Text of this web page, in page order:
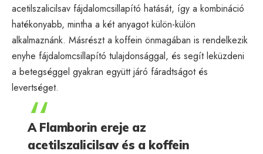
acetilszalicilsav fájdalomcsillapító hatását, így a kombináció
hatékonyabb, mintha a két anyagot külön-külön
alkalmaznánk. Másrészt a koffein önmagában is rendelkezik
enyhe fájdalomcsillapító tulajdonsággal, és segít leküzdeni
a betegséggel gyakran együtt járó fáradtságot és
levertséget.
A Flamborin ereje az
acetilszalicilsav és a koffein